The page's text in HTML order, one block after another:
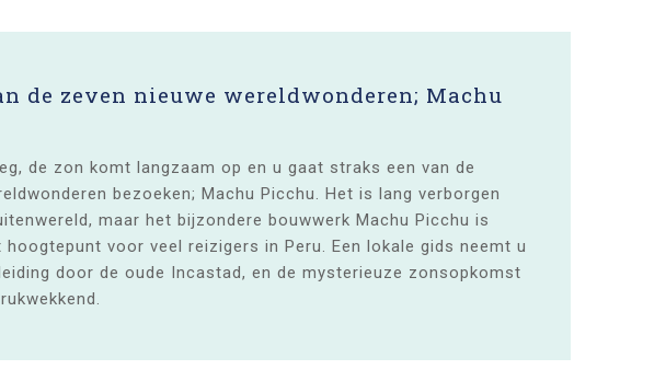
de zeven nieuwe wereldwonderen; Machu
de zon komt langzaam op en u gaat straks een van de
bezoeken; Machu Picchu. Het is lang verborgen
maar het bijzondere bouwwerk Machu Picchu is
hoogtepunt voor veel reizigers in Peru. Een lokale gids neemt u
door de oude Incastad, en de mysterieuze zonsopkomst